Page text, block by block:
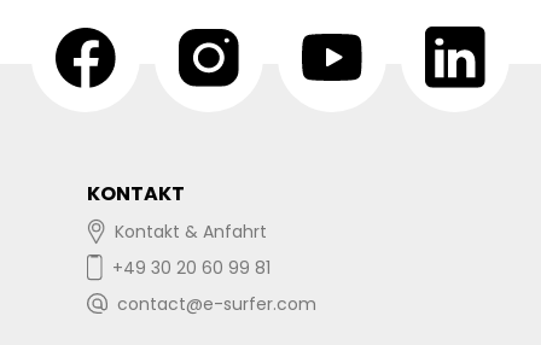
KONTAKT
Kontakt & Anfahrt
+49 30 20 60 99 81
contact@e-surfer.com